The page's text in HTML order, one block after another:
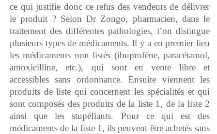
ce qui justifie donc ce refus des vendeurs de délivrer
le produit ? Selon Dr Zongo, pharmacien, dans le
traitement des différentes pathologies, l’on distingue
plusieurs types de médicaments. Il y a en premier lieu
les médicaments non listés (ibuprofène, paracétamol,
amoxicilline, etc.), qui sont en vente libre et
accessibles sans ordonnance. Ensuite viennent les
produits de liste qui concernent les spécialités et qui
sont composés des produits de la liste 1, de la liste 2
ainsi que les stupéfiants. Pour ce qui est des
médicaments de la liste 1, ils peuvent être achetés sans